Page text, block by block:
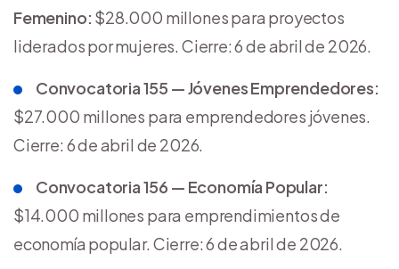
Femenino: $28.000 millones para proyectos
liderados por mujeres. Cierre: 6 de abril de 2026.
Convocatoria 155 — Jóvenes Emprendedores:
$27.000 millones para emprendedores jóvenes.
Cierre: 6 de abril de 2026.
Convocatoria 156 — Economía Popular:
$14.000 millones para emprendimientos de
economía popular. Cierre: 6 de abril de 2026.